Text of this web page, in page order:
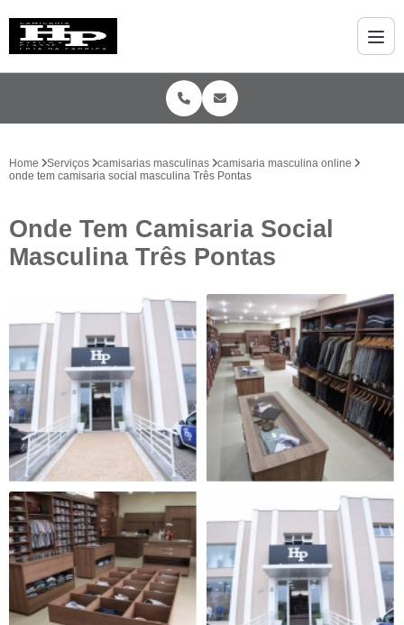
Home Serviços camisarias masculinas
camisaria masculina online
onde tem camisaria social masculina Três Pontas
Onde Tem Camisaria Social
Masculina Três Pontas